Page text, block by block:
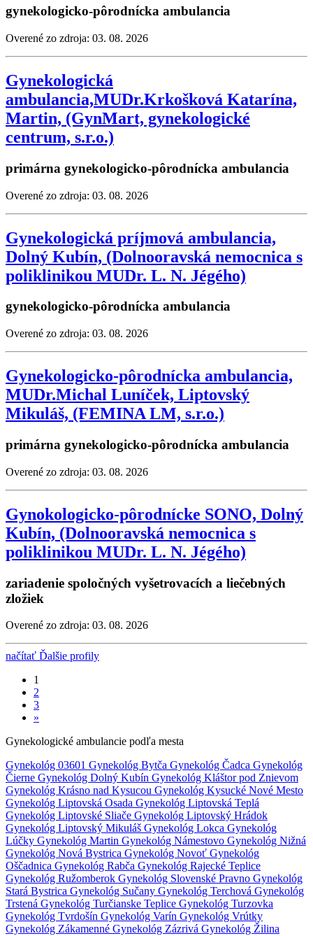
gynekologicko-pôrodnícka ambulancia
Overené zo zdroja: 03. 08. 2026
Gynekologická
ambulancia,MUDr.Krkošková Katarína,
Martin, (GynMart, gynekologické
centrum, s.r.o.)
primárna gynekologicko-pôrodnícka ambulancia
Overené zo zdroja: 03. 08. 2026
Gynekologická príjmová ambulancia,
Dolný Kubín, (Dolnooravská nemocnica s
poliklinikou MUDr. L. N. Jégého)
gynekologicko-pôrodnícka ambulancia
Overené zo zdroja: 03. 08. 2026
Gynekologicko-pôrodnícka ambulancia,
MUDr.Michal Luníček, Liptovský
Mikuláš, (FEMINA LM, s.r.o.)
primárna gynekologicko-pôrodnícka ambulancia
Overené zo zdroja: 03. 08. 2026
Gynokologicko-pôrodnícke SONO, Dolný
Kubín, (Dolnooravská nemocnica s
poliklinikou MUDr. L. N. Jégého)
zariadenie spoločných vyšetrovacích a liečebných
zložiek
Overené zo zdroja: 03. 08. 2026
načítať Ďalšie profily
1
2
3
»
Gynekologické ambulancie podľa mesta
Gynekológ 03601 Gynekológ Bytča Gynekológ Čadca Gynekológ
Čierne Gynekológ Dolný Kubín Gynekológ Kláštor pod Znievom
Gynekológ Krásno nad Kysucou Gynekológ Kysucké Nové Mesto
Gynekológ Liptovská Osada Gynekológ Liptovská Teplá
Gynekológ Liptovské Sliače Gynekológ Liptovský Hrádok
Gynekológ Liptovský Mikuláš Gynekológ Lokca Gynekológ
Lúčky Gynekológ Martin Gynekológ Námestovo Gynekológ Nižná
Gynekológ Nová Bystrica Gynekológ Novoť Gynekológ
Oščadnica Gynekológ Rabča Gynekológ Rajecké Teplice
Gynekológ Ružomberok Gynekológ Slovenské Pravno Gynekológ
Stará Bystrica Gynekológ Sučany Gynekológ Terchová Gynekológ
Trstená Gynekológ Turčianske Teplice Gynekológ Turzovka
Gynekológ Tvrdošín Gynekológ Varín Gynekológ Vrútky
Gynekológ Zákamenné Gynekológ Zázrivá Gynekológ Žilina